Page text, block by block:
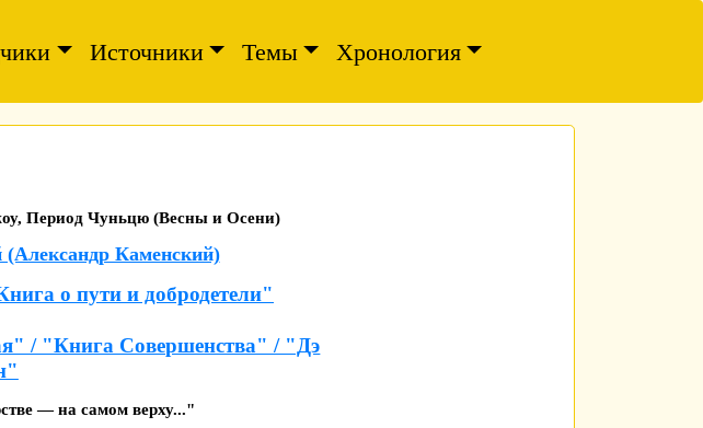
Источники Темы Хронология
Период Чуньцю (Весны и Осени)
Каменский)
о пути и добродетели"
/ "Книга Совершенства" / "Дэ
— на самом верху..."